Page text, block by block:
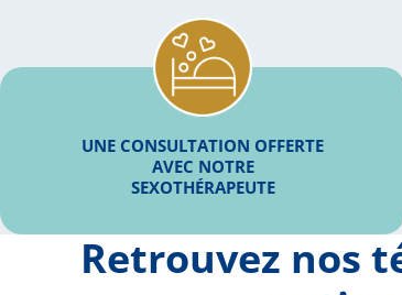
UNE CONSULTATION OFFERTE
AVEC NOTRE
SEXOTHÉRAPEUTE
Retrouvez nos